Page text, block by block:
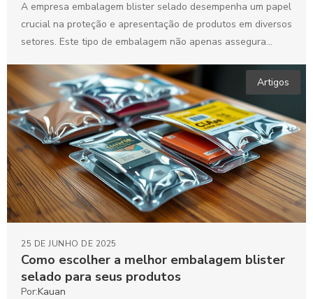
A empresa embalagem blister selado desempenha um papel
crucial na proteção e apresentação de produtos em diversos
setores. Este tipo de embalagem não apenas assegura...
Artigos
Como escolher a melhor embalagem blister
selado para seus produtos
25 DE JUNHO DE 2025
Por:Kauan